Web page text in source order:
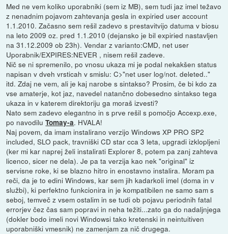
Med ne vem koliko uporabniki (sem iz MB), sem tudi jaz imel težavo
z nenadnim pojavom zahtevanja gesla in expiried user account
1.1.2010. Začasno sem rešil zadevo s prestavitvijo datuma v biosu
na leto 2009 oz. pred 1.1.2010 (dejansko je bil expiried nastavljen
na 31.12.2009 ob 23h). Vendar z varianto:CMD, net user
Uporabnik/EXPIRES:NEVER , nisem rešil zadeve.
Nič se ni spremenilo, po vnosu ukaza mi je podal nekakšen status
napisan v dveh vrsticah v smislu: C>"net user log/not. deleted.."
itd. Zdaj ne vem, ali je kaj narobe s sintakso? Prosim, če bi kdo za
vse amaterje, kot jaz, navedel natančno dobesedno sintakso tega
ukaza in v katerem direktoriju ga moraš izvesti?
Nato sem zadevo elegantno in s prve rešil s pomočjo Accexp.exe,
po navodiluTomay-a. HVALA!
Naj povem, da imam instalirano verzijo Windows XP PRO SP2
included, SLO pack, travniški CD star cca 3 leta, upgradi izklopljeni
(ker mi kar naprej želi instalirati Explorer 8, potem pa zanj zahteva
licenco, sicer ne dela). Je pa ta verzija kao nek "original" iz
servisne roke, ki se blazno hitro in enostavno instalira. Moram pa
reči, da je to edini Windows, kar sem jih kadarkoli imel (doma in v
službi), ki perfektno funkcionira in je kompatibilen ne samo sam s
seboj, temveč z vsem ostalim in se tudi ob pojavu periodnih fatal
errorjev čez čas sam popravi in neha težiti...zato ga do nadaljnjega
(dokler bodo imeli novi Windowsi tako kretenski in neintuitiven
uporabniški vmesnik) ne zamenjam za nič drugega.